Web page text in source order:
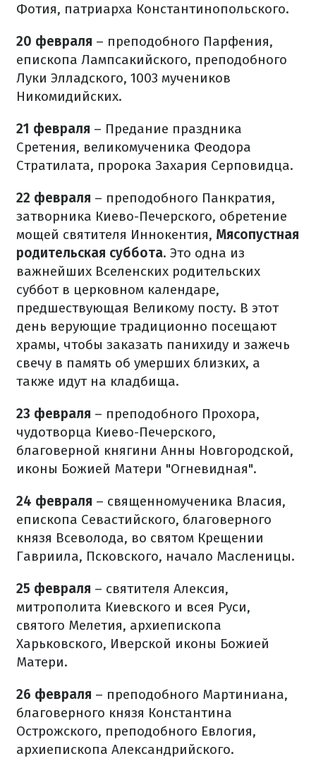
Фотия, патриарха Константинопольского.
20 февраля – преподобного Парфения,
епископа Лампсакийского, преподобного
Луки Элладского, 1003 мучеников
Никомидийских.
21 февраля – Предание праздника
Сретения, великомученика Феодора
Стратилата, пророка Захария Серповидца.
22 февраля – преподобного Панкратия,
затворника Киево-Печерского, обретение
мощей святителя Иннокентия, Мясопустная
родительская суббота. Это одна из
важнейших Вселенских родительских
суббот в церковном календаре,
предшествующая Великому посту. В этот
день верующие традиционно посещают
храмы, чтобы заказать панихиду и зажечь
свечу в память об умерших близких, а
также идут на кладбища.
23 февраля – преподобного Прохора,
чудотворца Киево-Печерского,
благоверной княгини Анны Новгородской,
иконы Божией Матери "Огневидная".
24 февраля – священномученика Власия,
епископа Севастийского, благоверного
князя Всеволода, во святом Крещении
Гавриила, Псковского, начало Масленицы.
25 февраля – святителя Алексия,
митрополита Киевского и всея Руси,
святого Мелетия, архиепископа
Харьковского, Иверской иконы Божией
Матери.
26 февраля – преподобного Мартиниана,
благоверного князя Константина
Острожского, преподобного Евлогия,
архиепископа Александрийского.